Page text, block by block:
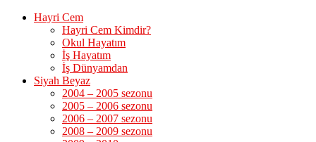
Hayri Cem
Hayri Cem Kimdir?
Okul Hayatım
İş Hayatım
İş Dünyamdan
Siyah Beyaz
2004 – 2005 sezonu
2005 – 2006 sezonu
2006 – 2007 sezonu
2008 – 2009 sezonu